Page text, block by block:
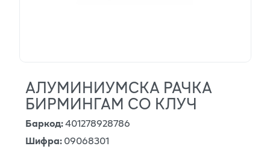
АЛУМИНИУМСКА РАЧКА
БИРМИНГАМ СО КЛУЧ
Баркод:401278928786
Шифра:09068301